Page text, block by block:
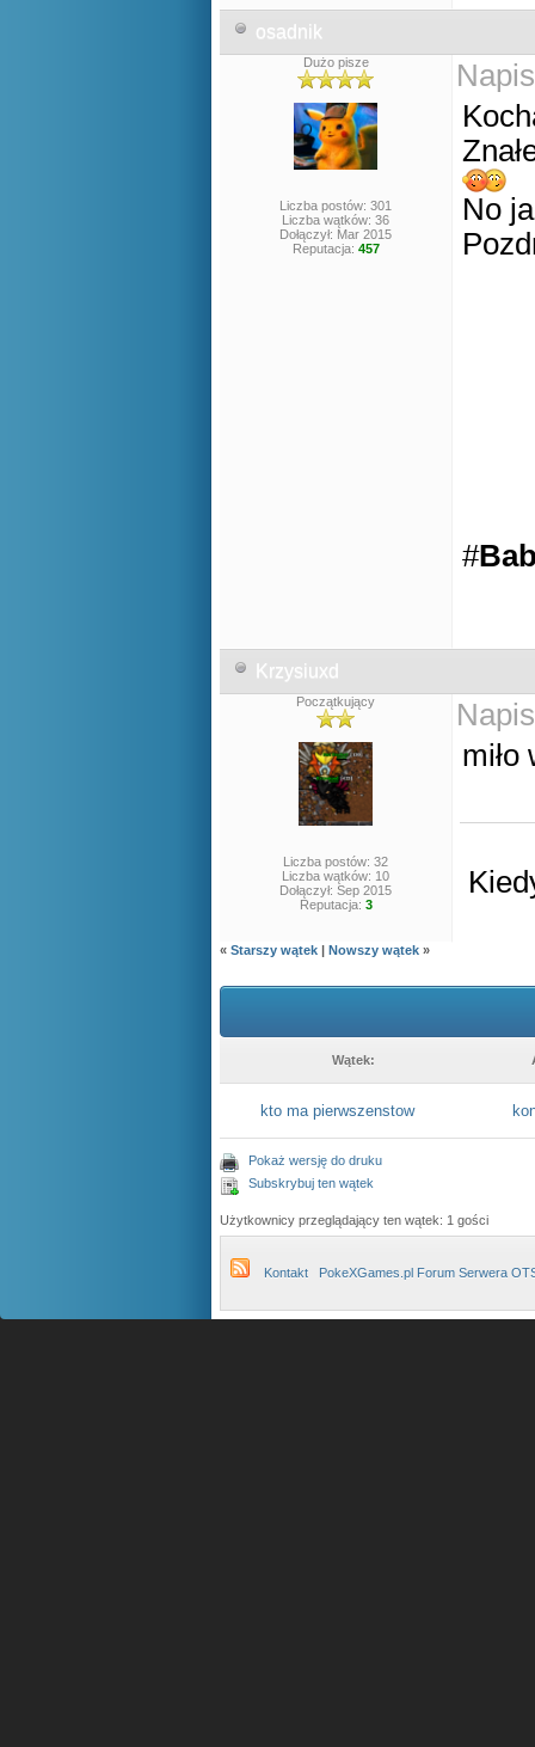
osadnik
Dużo pisze
Liczba postów: 301
Liczba wątków: 36
Dołączył: Mar 2015
Reputacja: 457
No
#
Krzysiuxd
Początkujący
Liczba postów: 32
Liczba wątków: 10
Dołączył: Sep 2015
Reputacja: 3
« Starszy wątek | Nowszy wątek »
Wątek:
kto ma pierwszenstow
Pokaż wersję do druku
Subskrybuj ten wątek
Użytkownicy przeglądający ten wątek: 1 gości
Kontakt PokeXGames.pl Forum Serwera